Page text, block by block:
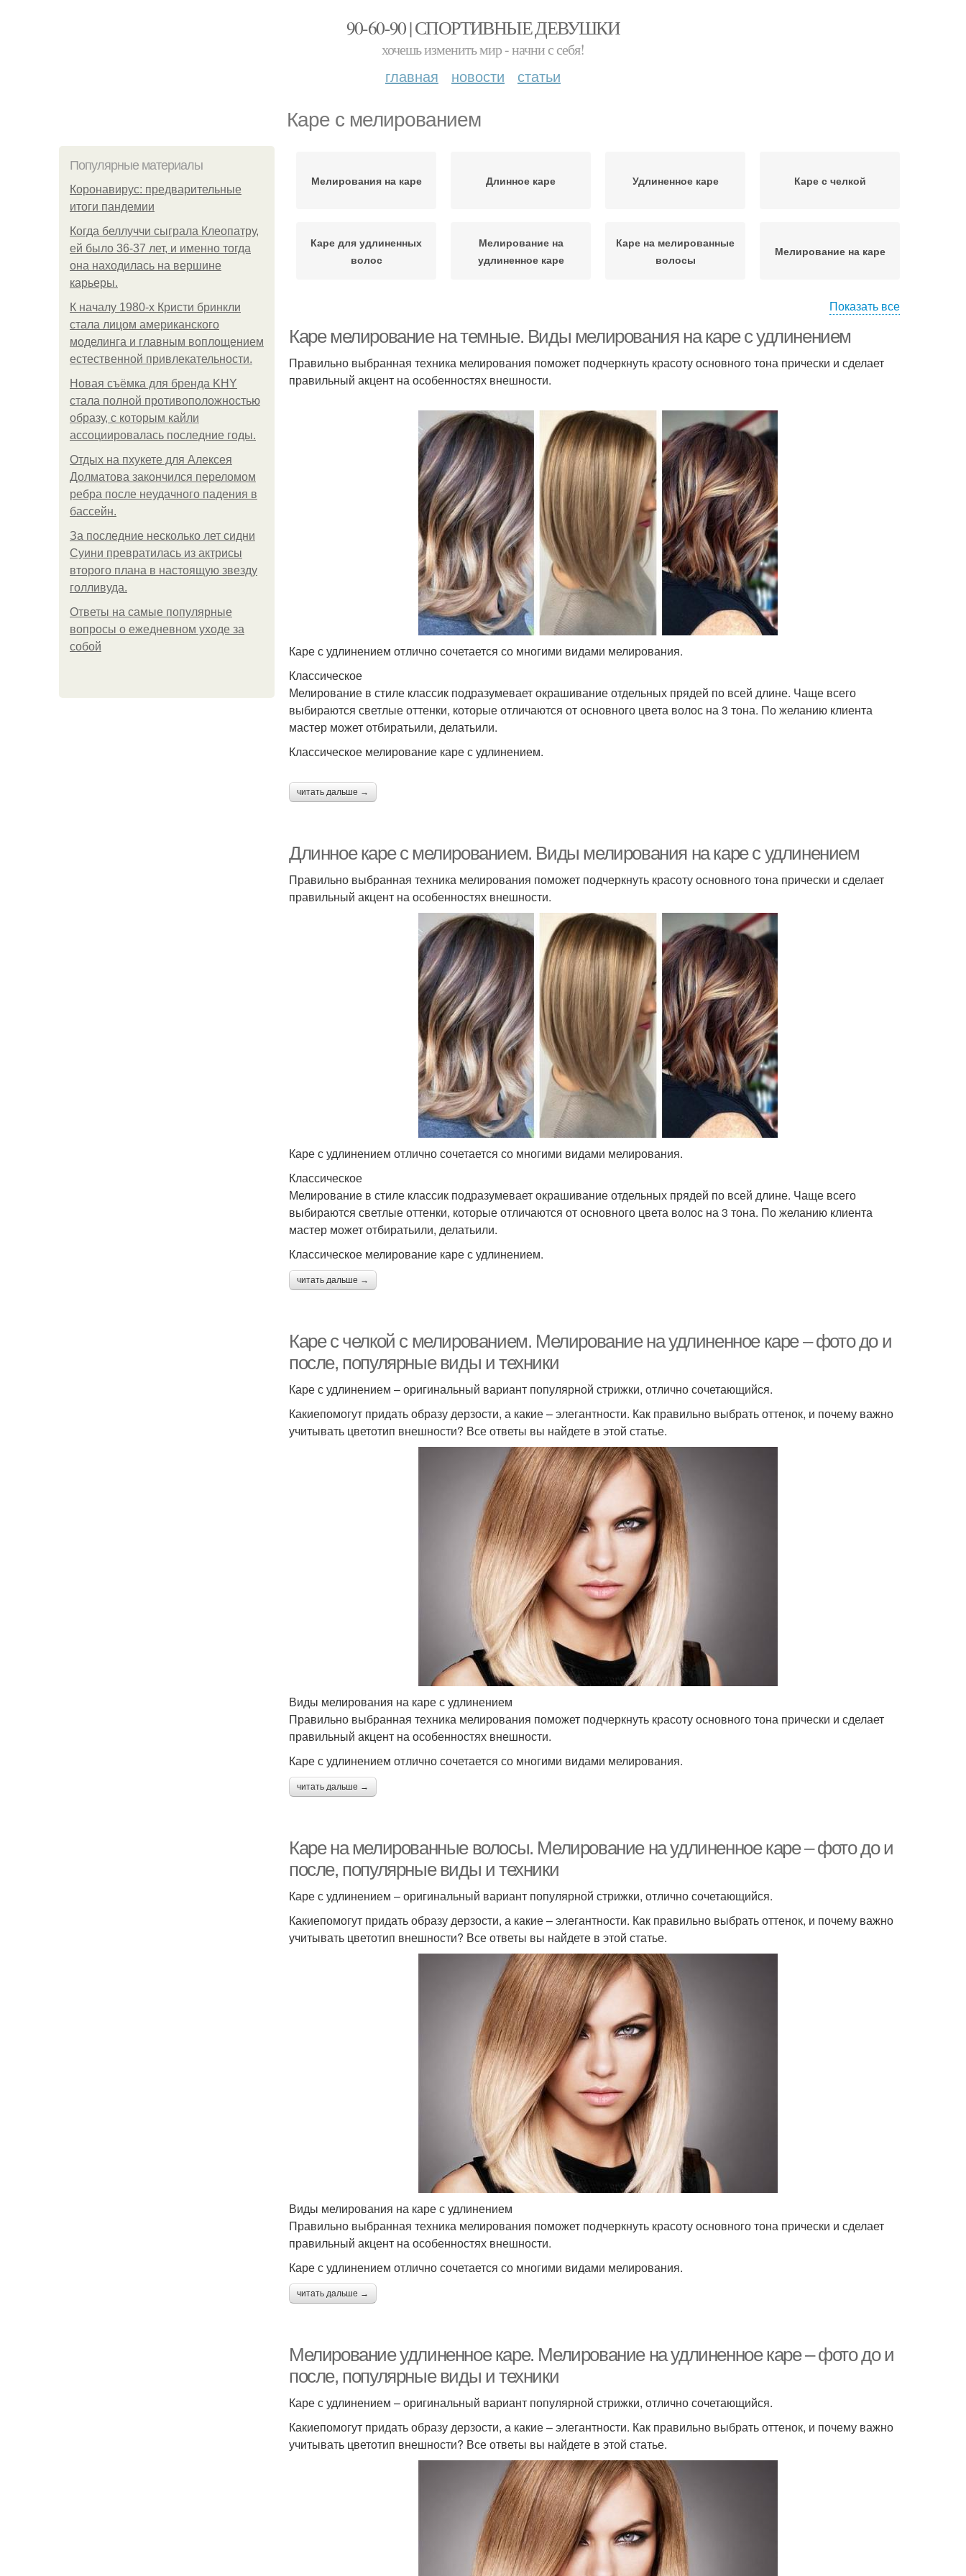
90-60-90 | СПОРТИВНЫЕ ДЕВУШКИ
хочешь изменить мир - начни с себя!
главная новости статьи
Каре с мелированием
Популярные материалы
Коронавирус: предварительные
итоги пандемии
Когда беллуччи сыграла Клеопатру,
ей было 36-37 лет, и именно тогда
она находилась на вершине
карьеры.
К началу 1980-х Кристи бринкли
стала лицом американского
моделинга и главным воплощением
естественной привлекательности.
Новая съёмка для бренда KHY
стала полной противоположностью
образу, с которым кайли
ассоциировалась последние годы.
Отдых на пхукете для Алексея
Долматова закончился переломом
ребра после неудачного падения в
бассейн.
За последние несколько лет сидни
Суини превратилась из актрисы
второго плана в настоящую звезду
голливуда.
Ответы на самые популярные
вопросы о ежедневном уходе за
собой
Мелирования на каре Длинное каре Удлиненное каре Каре с челкой
Каре для удлиненных
волос
Мелирование на
удлиненное каре
Каре на мелированные
волосы
Мелирование на каре
удлинённое каре
Показать все
Каре мелирование на темные. Виды мелирования на каре с удлинением
Правильно выбранная техника мелирования поможет подчеркнуть красоту основного тона прически и сделает
правильный акцент на особенностях внешности.
Каре с удлинением отлично сочетается со многими видами мелирования.
Классическое
Мелирование в стиле классик подразумевает окрашивание отдельных прядей по всей длине. Чаще всего
выбираются светлые оттенки, которые отличаются от основного цвета волос на 3 тона. По желанию клиента
мастер может отбиратьили, делатьили.
Классическое мелирование каре с удлинением.
читать дальше →
Длинное каре с мелированием. Виды мелирования на каре с удлинением
Правильно выбранная техника мелирования поможет подчеркнуть красоту основного тона прически и сделает
правильный акцент на особенностях внешности.
Каре с удлинением отлично сочетается со многими видами мелирования.
Классическое
Мелирование в стиле классик подразумевает окрашивание отдельных прядей по всей длине. Чаще всего
выбираются светлые оттенки, которые отличаются от основного цвета волос на 3 тона. По желанию клиента
мастер может отбиратьили, делатьили.
Классическое мелирование каре с удлинением.
читать дальше →
Каре с челкой с мелированием. Мелирование на удлиненное каре – фото до и
после, популярные виды и техники
Каре с удлинением – оригинальный вариант популярной стрижки, отлично сочетающийся.
Какиепомогут придать образу дерзости, а какие – элегантности. Как правильно выбрать оттенок, и почему важно
учитывать цветотип внешности? Все ответы вы найдете в этой статье.
Виды мелирования на каре с удлинением
Правильно выбранная техника мелирования поможет подчеркнуть красоту основного тона прически и сделает
правильный акцент на особенностях внешности.
Каре с удлинением отлично сочетается со многими видами мелирования.
читать дальше →
Каре на мелированные волосы. Мелирование на удлиненное каре – фото до и
после, популярные виды и техники
Каре с удлинением – оригинальный вариант популярной стрижки, отлично сочетающийся.
Какиепомогут придать образу дерзости, а какие – элегантности. Как правильно выбрать оттенок, и почему важно
учитывать цветотип внешности? Все ответы вы найдете в этой статье.
Виды мелирования на каре с удлинением
Правильно выбранная техника мелирования поможет подчеркнуть красоту основного тона прически и сделает
правильный акцент на особенностях внешности.
Каре с удлинением отлично сочетается со многими видами мелирования.
читать дальше →
Мелирование удлиненное каре. Мелирование на удлиненное каре – фото до и
после, популярные виды и техники
Каре с удлинением – оригинальный вариант популярной стрижки, отлично сочетающийся.
Какиепомогут придать образу дерзости, а какие – элегантности. Как правильно выбрать оттенок, и почему важно
учитывать цветотип внешности? Все ответы вы найдете в этой статье.